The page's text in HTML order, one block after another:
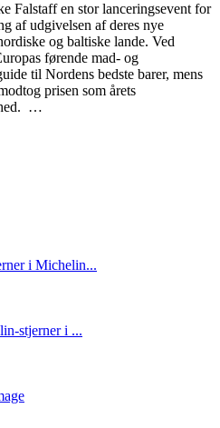
Falstaff en stor lanceringsevent for
af udgivelsen af deres nye
og baltiske lande. Ved
førende mad- og
til Nordens bedste barer, mens
prisen som årets
…
i Michelin...
stjerner i ...